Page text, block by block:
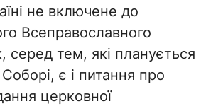
не включене до
Всеправославного
серед тем, які планується
є і питання про
церковної